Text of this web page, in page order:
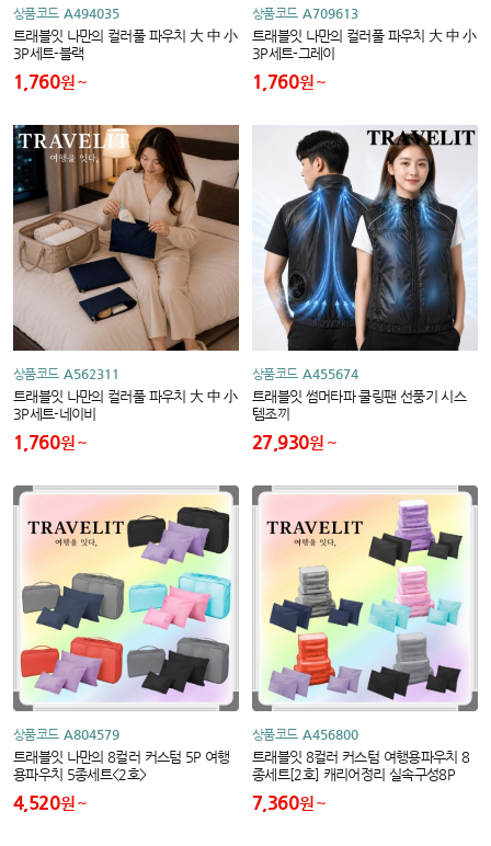
상품코드 A494035
트래블잇 나만의 컬러풀 파우치 大 中 小
3P세트-블랙
1,760원
상품코드 A709613
트래블잇 나만의 컬러풀 파우치 大 中 小
3P세트-그레이
1,760원
상품코드 A562311
트래블잇 나만의 컬러풀 파우치 大 中 小
3P세트-네이비
1,760원
상품코드 A455674
트래블잇 썸머타파 쿨링팬 선풍기 시스
템조끼
27,930원
상품코드 A804579
트래블잇 나만의 8컬러 커스텀 5P 여행
용파우치 5종세트<2호>
4,520원
상품코드 A456800
트래블잇 8컬러 커스텀 여행용파우치 8
종세트[2호] 캐리어정리 실속구성8P
7,360원